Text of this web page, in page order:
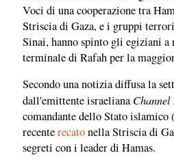
Voci di una cooperazione tra
Striscia di Gaza, e i gruppi
Sinai, hanno spinto gli egiziani a
terminale di Rafah per la
Secondo una notizia diffusa la
dall'emittente israeliana Channel
comandante dello Stato
recenterecatonella Striscia di
segreti con i leader di Hamas.